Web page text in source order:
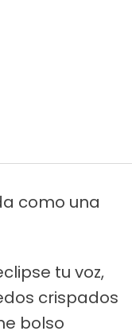
como una
tu voz,
crispados
bolso